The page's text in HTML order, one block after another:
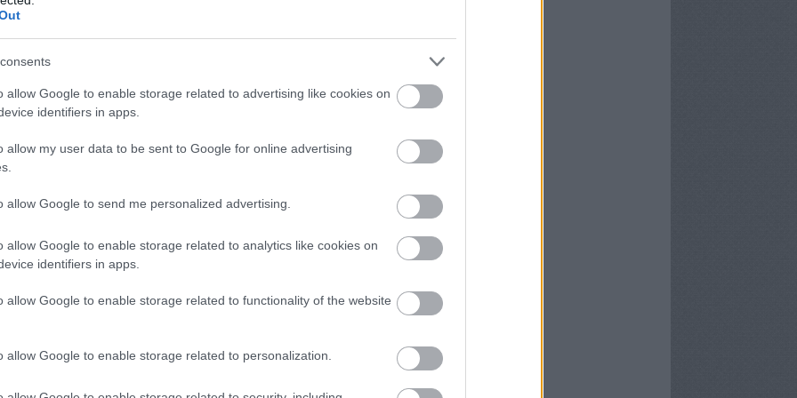
allow Google to enable storage related to advertising like cookies on
identifiers in apps.
allow my user data to be sent to Google for online advertising
allow Google to send me personalized advertising.
allow Google to enable storage related to analytics like cookies on
identifiers in apps.
allow Google to enable storage related to functionality of the website
allow Google to enable storage related to personalization.
világkupa '96-'99
év után átvették a teret az új kit carok. A francia
ami mai napig él, ugyanakkor a kupasorozatot egy